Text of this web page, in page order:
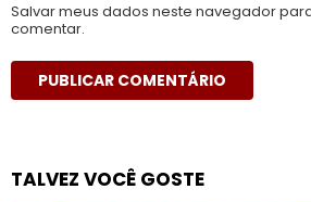
Salvar meus dados neste navegador
comentar.
TALVEZ VOCÊ GOSTE